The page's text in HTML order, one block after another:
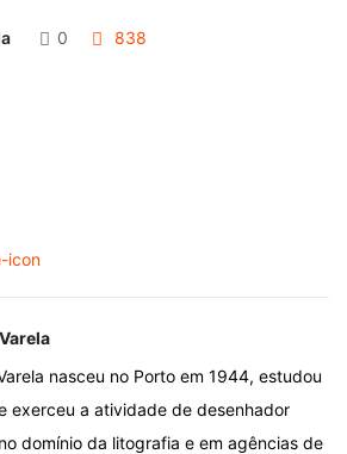
0 838
nasceu no Porto em 1944, estudou
exerceu a atividade de desenhador
domínio da litografia e em agências de